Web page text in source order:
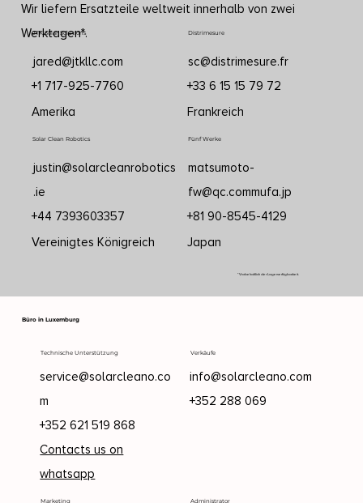
JTK Solar Solutions
jared@jtkllc.com
+1 717-925-7760
Amerika
Distrimesure
sc@distrimesure.fr
+33 6 15 15 79 72
Frankreich
Solar Clean Robotics
justin@solarcleanrobotics
.ie
+44 7393603357
Vereinigtes Königreich
Fünf Werke
matsumoto-
fw@qc.commufa.jp
+81 90-8545-4129
Japan
*Vorbehaltlich der Lagerverfügbarkeit.
Wir liefern Ersatzteile weltweit innerhalb von zwei
Werktagen*.
Büro in Luxemburg
Technische Unterstützung
service@solarcleano.co
m
+352 621 519 868
Contacts us on
whatsapp
Verkäufe
info@solarcleano.com
+352 288 069
Marketing Administrator